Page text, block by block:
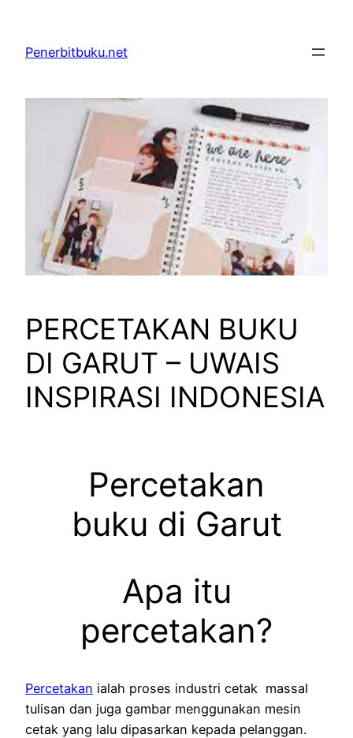
content
Penerbitbuku.net
PERCETAKAN BUKU
DI GARUT – UWAIS
INSPIRASI INDONESIA
Percetakan
buku di Garut
Apa itu
percetakan?
Percetakan ialah proses industri cetak massal
tulisan dan juga gambar menggunakan mesin
cetak yang lalu dipasarkan kepada pelanggan.